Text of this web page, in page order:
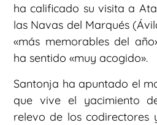
ha calificado su visita a
las Navas del Marqués
«más memorables del
ha sentido «muy acogido».
Santonja ha apuntado el
que vive el yacimiento
relevo de los codirectores